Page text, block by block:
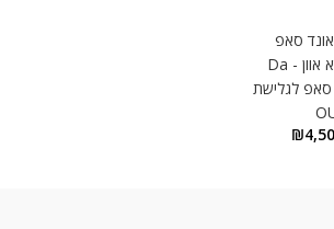
סאפ
דגם דא אוון - Da
סאפ לגלישת
₪